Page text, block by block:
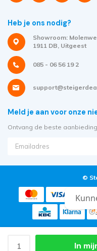
In
Heb je ons nodig?
Showroom:
1911 DB, Uitgeest
085 - 06 56 19 2
Meld je aan voor onze
Ontvang de beste
©